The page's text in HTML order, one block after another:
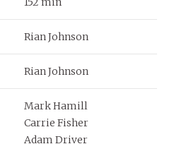
Rian Johnson
Rian Johnson
Mark Hamill
Carrie Fisher
Adam Driver